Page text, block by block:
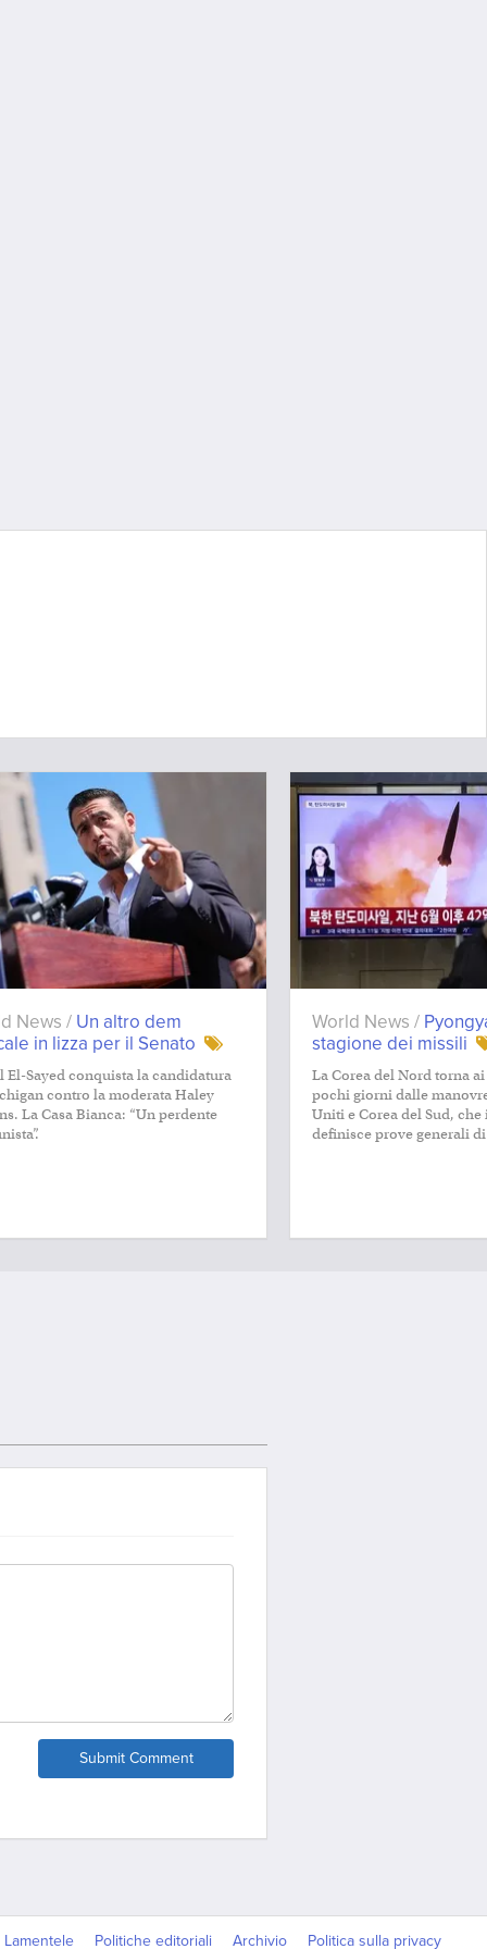
News / Un altro dem
in lizza per il Senato
El-Sayed conquista la candidatura
contro la moderata Haley
La Casa Bianca: “Un perdente
World News /
stagione dei missili
La Corea del Nord torna
pochi giorni dalle
Uniti e Corea del Sud,
definisce prove generali
Submit Comment
Lamentele Politiche editoriali Archivio Politica sulla privacy